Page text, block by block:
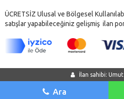
İlan sahibi:
Ara
ÜCRETSİZ Ulusal ve Bölgesel
satışlar yapabileceğiniz gelişmiş ilan